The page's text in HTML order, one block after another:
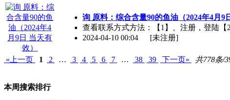
询 原料：综合含量90的鱼油（2024年4月9
查看联系方式方法：【1】、注册，登陆【
2024-04-10 00:04
[未注册]
«上一页 1 2 … 3 4 5 6 7 … 38 39 下一页» 共778条/
本周搜索排行